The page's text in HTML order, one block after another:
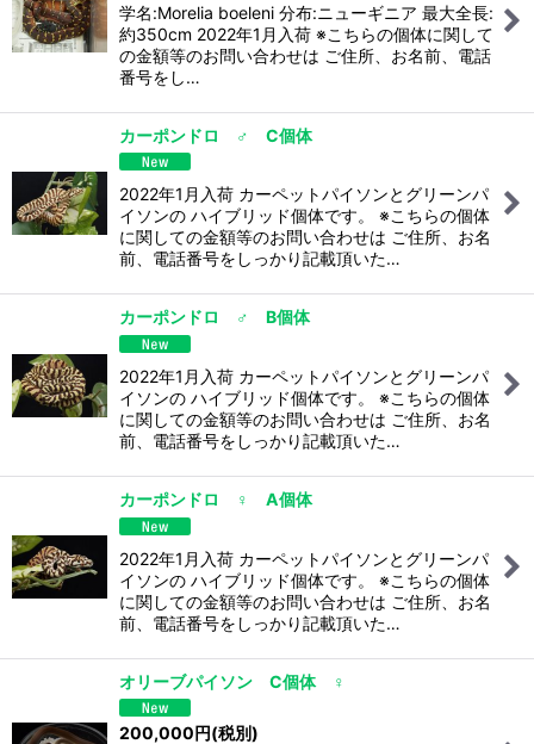
学名:Morelia boeleni 分布:ニューギニア 最大全長:
約350cm 2022年1月入荷 ※こちらの個体に関して
の金額等のお問い合わせは ご住所、お名前、電話
番号をし…
カーポンドロ ♂ C個体
2022年1月入荷 カーペットパイソンとグリーンパ
イソンの ハイブリッド個体です。 ※こちらの個体
に関しての金額等のお問い合わせは ご住所、お名
前、電話番号をしっかり記載頂いた…
カーポンドロ ♂ B個体
2022年1月入荷 カーペットパイソンとグリーンパ
イソンの ハイブリッド個体です。 ※こちらの個体
に関しての金額等のお問い合わせは ご住所、お名
前、電話番号をしっかり記載頂いた…
カーポンドロ ♀ A個体
2022年1月入荷 カーペットパイソンとグリーンパ
イソンの ハイブリッド個体です。 ※こちらの個体
に関しての金額等のお問い合わせは ご住所、お名
前、電話番号をしっかり記載頂いた…
オリーブパイソン C個体 ♀
200,000円(税別)